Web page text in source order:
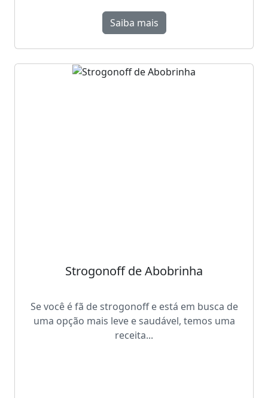
Saiba mais
Strogonoff de Abobrinha
Se você é fã de strogonoff e está em busca de
uma opção mais leve e saudável, temos uma
receita...